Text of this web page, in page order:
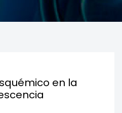
en la